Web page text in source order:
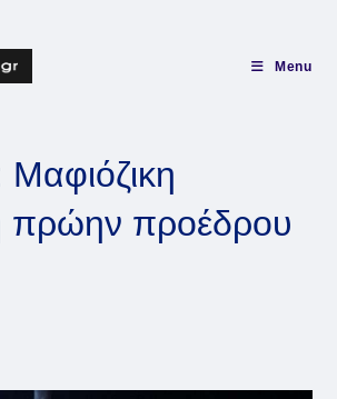
Menu
πρώην προέδρου